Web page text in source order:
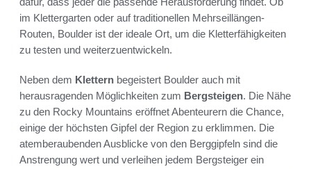
im Klettergarten oder auf traditionellen Mehrseillängen-
Routen, Boulder ist der ideale Ort, um die Kletterfähigkeiten
zu testen und weiterzuentwickeln.
Neben dem Klettern begeistert Boulder auch mit
herausragenden Möglichkeiten zum Bergsteigen. Die Nähe
zu den Rocky Mountains eröffnet Abenteurern die Chance,
einige der höchsten Gipfel der Region zu erklimmen. Die
atemberaubenden Ausblicke von den Berggipfeln sind die
Anstrengung wert und verleihen jedem Bergsteiger ein